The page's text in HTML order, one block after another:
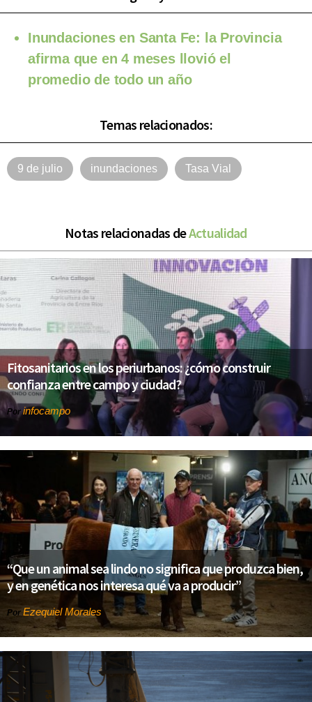
Inundaciones en Santa Fe: la Provincia
afirma que en 4 meses llovió el
promedio de todo un año
Temas relacionados:
9 de julio inundaciones Tasa Vial
Notas relacionadas deActualidad
Fitosanitarios en los periurbanos: ¿cómo construir
confianza entre campo y ciudad?
Porinfocampo
“Que un animal sea lindo no significa que produzca bien,
y en genética nos interesa qué va a producir”
Por Ezequiel Morales